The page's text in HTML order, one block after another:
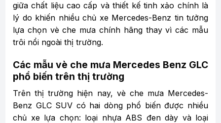
giữa chất liệu cao cấp và thiết kế tinh xảo chính là
lý do khiến nhiều chủ xe Mercedes-Benz tin tưởng
lựa chọn vè che mưa chính hãng thay vì các mẫu
trôi nổi ngoài thị trường.
Các mẫu vè che mưa Mercedes Benz GLC
phổ biến trên thị trường
Trên thị trường hiện nay, vè che mưa Mercedes-
Benz GLC SUV có hai dòng phổ biến được nhiều
chủ xe lựa chọn: loại nhựa ABS đen dày và loại